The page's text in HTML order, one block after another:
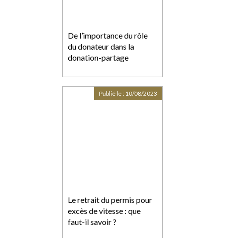
De l’importance du rôle
du donateur dans la
donation-partage
Le retrait du permis pour
excès de vitesse : que
faut-il savoir ?
Publié le : 10/08/2023